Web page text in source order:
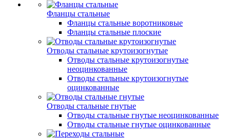
Фланцы стальные
Фланцы стальные воротниковые
Фланцы стальные плоские
Отводы стальные крутоизогнутые
Отводы стальные крутоизогнутые
неоцинкованные
Отводы стальные крутоизогнутые
оцинкованные
Отводы стальные гнутые
Отводы стальные гнутые неоцинкованные
Отводы стальные гнутые оцинкованные